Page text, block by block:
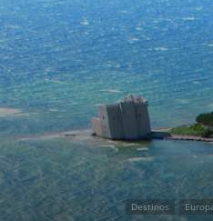
Destinos